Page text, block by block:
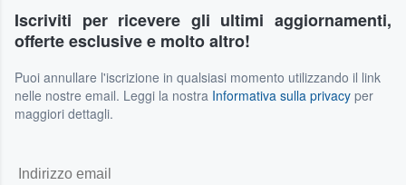
circostanze, ti consigliamo di fare riferimento ai nostri
Termini di Servizio per le informazioni più complete e
non puoi più partecipare all'evento, potresti avere la
possibilità di rivendere i tuoi biglietti sul nostro stesso
tempistiche e dalle regole specifiche dell'evento. Per
maggiori dettagli, consulta i nostri Termini di Servizio.
Iscriviti per ricevere gli ultimi aggiornamenti,
offerte esclusive e molto altro!
Puoi annullare l'iscrizione in qualsiasi momento utilizzando il link
nelle nostre email. Leggi la nostra Informativa sulla privacy per
maggiori dettagli.